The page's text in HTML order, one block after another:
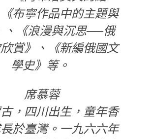
布寧作品中的主題與
、《浪漫與沉思──俄
賞》、《新編俄國文
學史》等。
席慕蓉
，四川出生，童年香
於臺灣。一九六六年